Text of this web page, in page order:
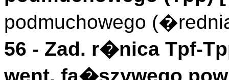
podmuchowego
56 - Zad. r�nica Tpf-